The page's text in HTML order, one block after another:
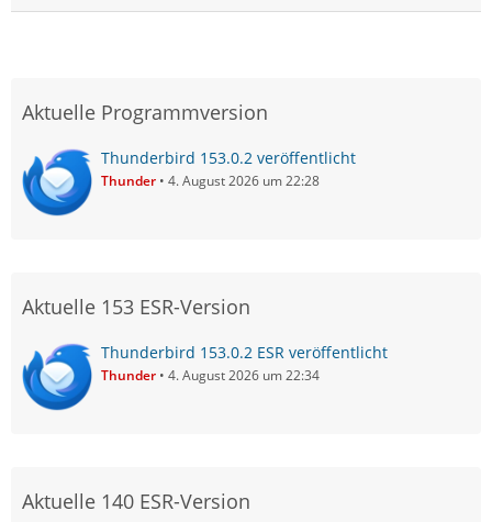
Aktuelle Programmversion
Thunderbird 153.0.2 veröffentlicht
Thunder 4. August 2026 um 22:28
Aktuelle 153 ESR-Version
Thunderbird 153.0.2 ESR veröffentlicht
Thunder 4. August 2026 um 22:34
Aktuelle 140 ESR-Version